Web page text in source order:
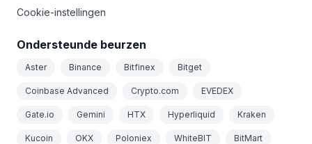
Cookie-instellingen
Ondersteunde beurzen
Aster Binance Bitfinex Bitget
Coinbase Advanced Crypto.com EVEDEX
Gate.io Gemini HTX Hyperliquid Kraken
Kucoin OKX Poloniex WhiteBIT BitMart